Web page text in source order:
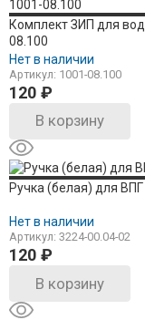
Комплект ЗИП для
08.100
Нет в наличии
Артикул: 1001-08.100
120 ₽
В корзину
Ручка (белая) для ВПГ
Нет в наличии
Артикул: 3224-00.04-02
120 ₽
В корзину